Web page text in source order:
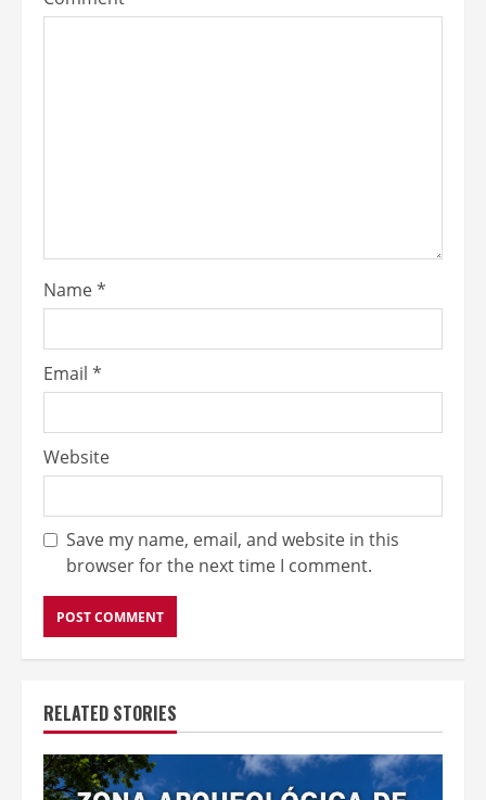
Name*
Email *
Website
Save my name, email, and website in this
browser for the next time I comment.
RELATED STORIES